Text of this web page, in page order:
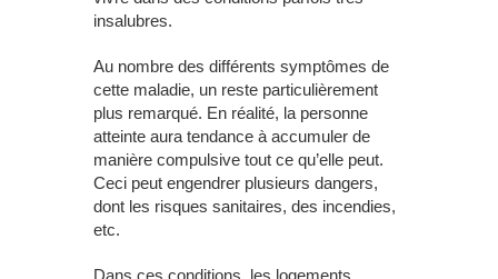
insalubres.
Au nombre des différents symptômes de
cette maladie, un reste particulièrement
plus remarqué. En réalité, la personne
atteinte aura tendance à accumuler de
manière compulsive tout ce qu’elle peut.
Ceci peut engendrer plusieurs dangers,
dont les risques sanitaires, des incendies,
etc.
Dans ces conditions, les logements